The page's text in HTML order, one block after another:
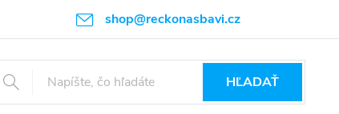
shop@reckonasbavi.cz
Podmienky ochrany osobných údajov Obchodné podmienky
HĽADAŤ